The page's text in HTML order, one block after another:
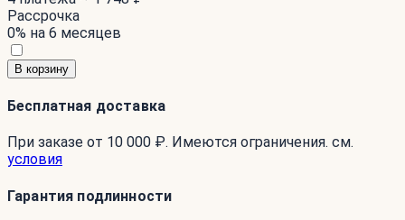
Рассрочка
0% на 6 месяцев
В корзину
Бесплатная доставка
При заказе от 10 000 ₽. Имеются ограничения. см.
условия
Гарантия подлинности